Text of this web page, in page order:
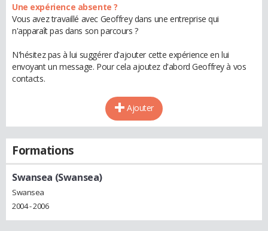
Une expérience absente ?
Vous avez travaillé avec Geoffrey dans une entreprise qui
n'apparaît pas dans son parcours ?
N'hésitez pas à lui suggérer d'ajouter cette expérience en lui
envoyant un message. Pour cela ajoutez d'abord Geoffrey à vos
contacts.
Ajouter
Formations
Swansea (Swansea)
Swansea
2004 - 2006